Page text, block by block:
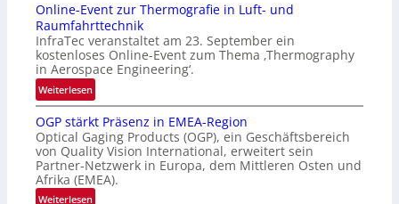
e
‚
H
y
p
e
r
s
p
e
c
t
e
r
n
a
t
o
n
a
l
V
Online-Event zur Thermografie in Luft- und
Raumfahrttechnik
InfraTec veranstaltet am 23. September ein
kostenloses Online-Event zum Thema ‚Thermography
in Aerospace Engineering‘.
Weiterlesen:
O
n
l
i
n
e
OGP stärkt Präsenz in EMEA-Region
Optical Gaging Products (OGP), ein Geschäftsbereich
von Quality Vision International, erweitert sein
Partner-Netzwerk in Europa, dem Mittleren Osten und
Afrika (EMEA).
Weiterlesen: